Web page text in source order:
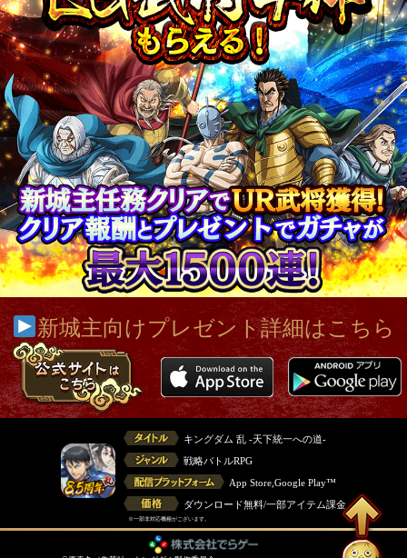
新城主向けプレゼント詳細はこちら
キングダム 乱 -天下統一への道-
戦略バトルRPG
App Store,Google Play™
ダウンロード無料/一部アイテム課金
※一部非対応機種がございます。